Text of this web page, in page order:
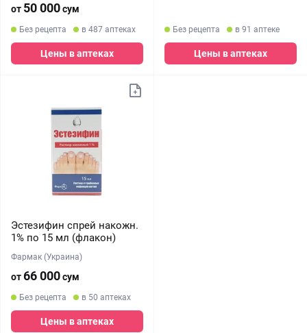
от 50 000сум
Без рецепта в 487 аптеках
Цены в аптеках
Без рецепта в 91 аптеке
Цены в аптеках
Эстезифин спрей накожн.
1% по 15 мл (флакон)
Фармак (Украина)
от66 000сум
Без рецепта в 50 аптеках
Цены в аптеках